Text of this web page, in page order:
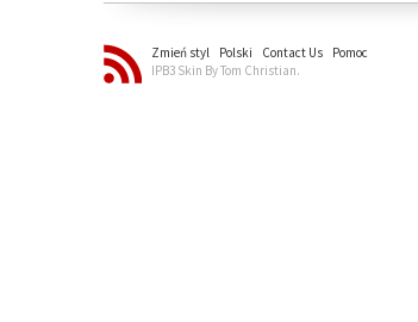
Zmień styl Polski Contact Us
Pomoc
IPB3 Skin By Tom Christian.